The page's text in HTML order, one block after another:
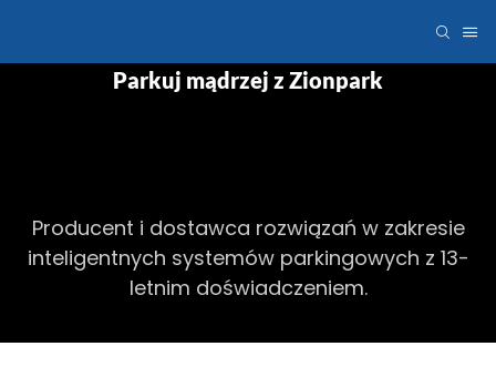
Parkuj mądrzej z Zionpark
Producent i dostawca rozwiązań w zakresie
inteligentnych systemów parkingowych z 13-
letnim doświadczeniem.